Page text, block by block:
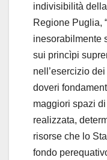
indivisibilità
Regione Puglia,
inesorabilmente
sui princìpi
nell’esercizio
doveri
maggiori spazi
realizzata,
risorse che lo
fondo